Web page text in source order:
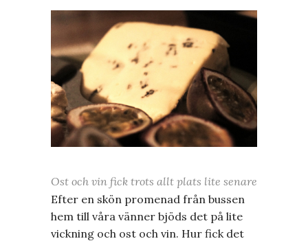
Ost och vin fick trots allt plats lite senare
Efter en skön promenad från bussen
hem till våra vänner bjöds det på lite
vickning och ost och vin. Hur fick det